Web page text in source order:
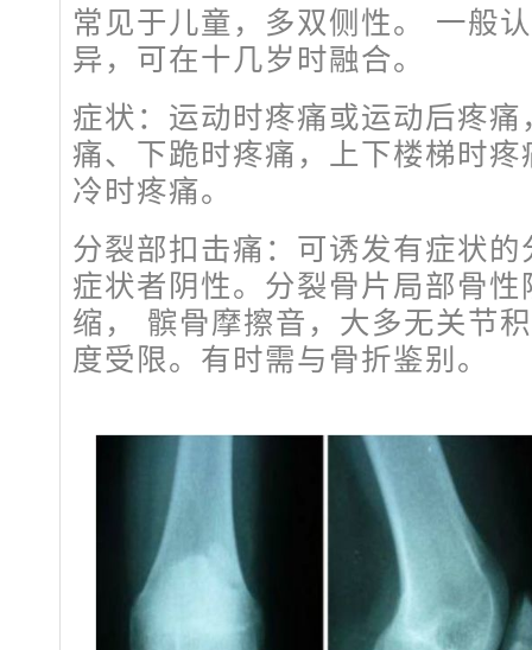
常见于儿童，多双侧性。 一般
异，可在十几岁时融合。
症状：运动时疼痛或运动后疼
痛、下跪时疼痛，上下楼梯时
冷时疼痛。
分裂部扣击痛：可诱发有症状
症状者阴性。分裂骨片局部骨
缩， 髌骨摩擦音，大多无关节
度受限。有时需与骨折鉴别。